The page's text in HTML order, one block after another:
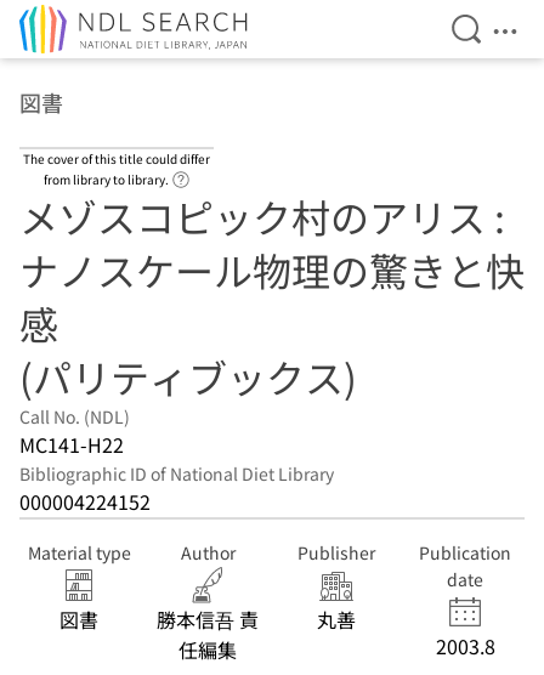
Open
図書
The cover of this title could differ
from library to library.
メゾスコピック村のアリス :
ナノスケール物理の驚きと快
感
(パリティブックス)
Call No. (NDL)
MC141-H22
Bibliographic ID of National Diet Library
000004224152
Material type
図書
Author
勝本信吾 責
任編集
Publisher
丸善
Publication
date
2003.8